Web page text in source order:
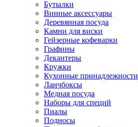
Бутылки
Винные аксессуары
Деревянная посуда
Камни для виски
Гейзерные кофеварки
Графины
Декантеры
Кружки
Кухонные принадлежности
Ланчбоксы
Медная посуда
Наборы для специй
Пиалы
Подносы